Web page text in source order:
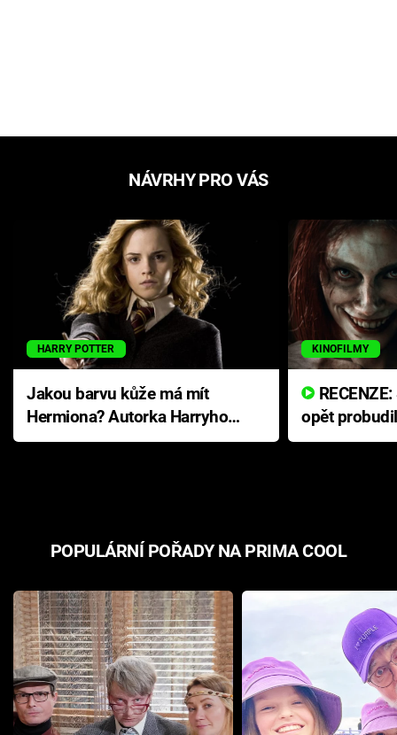
NÁVRHY PRO VÁS
HARRY POTTER
Jakou barvu kůže má mít
Hermiona? Autorka Harryho
Pottera přišla s ráznou
KINOFILMY
opět
přichází s
POPULÁRNÍ POŘADY NA PRIMA COOL